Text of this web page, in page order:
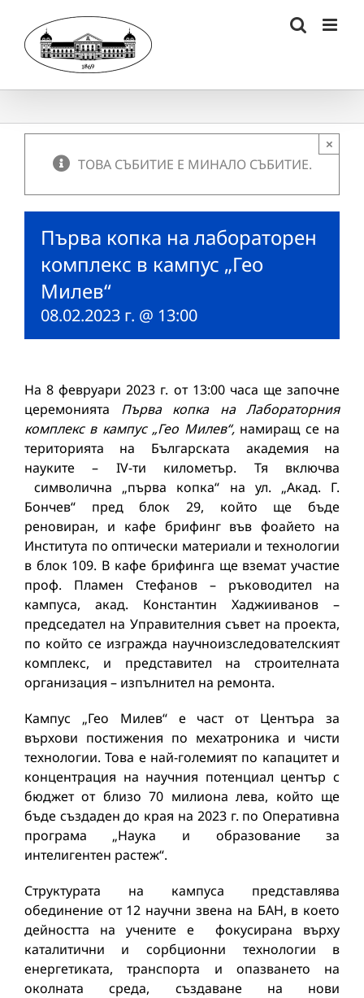
content
ТОВА СЪБИТИЕ Е МИНАЛО СЪБИТИЕ.
×
Първа копка на лабораторен
комплекс в кампус „Гео
Милев“
08.02.2023 г. @ 13:00
На 8 февруари 2023 г. от 13:00 часа ще започне
церемонията Първа копка на Лабораторния
комплекс в кампус „Гео Милев“, намиращ се на
територията на Българската академия на
науките – IV-ти километър. Тя включва
символична „първа копка“ на ул. „Акад. Г.
Бончев“ пред блок 29, който ще бъде
реновиран, и кафе брифинг във фоайето на
Института по оптически материали и технологии
в блок 109. В кафе брифинга ще вземат участие
проф. Пламен Стефанов – ръководител на
кампуса, акад. Константин Хаджииванов –
председател на Управителния съвет на проекта,
по който се изгражда научноизследователският
комплекс, и представител на строителната
организация – изпълнител на ремонта.
Кампус „Гео Милев“ е част от Центъра за
върхови постижения по мехатроника и чисти
технологии. Това е най-големият по капацитет и
концентрация на научния потенциал център с
бюджет от близо 70 милиона лева, който ще
бъде създаден до края на 2023 г. по Оперативна
програма „Наука и образование за
интелигентен растеж“.
Структурата на кампусa представлява
обединение от 12 научни звена на БАН, в което
дейността на учените е фокусирана върху
каталитични и сорбционни технологии в
енергетиката, транспорта и опазването на
околната среда, създаване на нови